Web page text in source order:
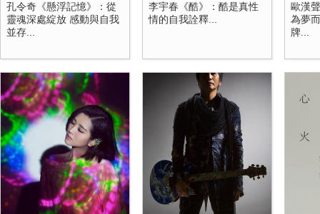
孔令奇《懸浮記憶》：從
靈魂深處綻放 感動與自我
並存...
李宇春《酷》：酷是真性
情的自我詮釋...
歐漢
為夢
牌...